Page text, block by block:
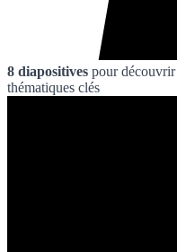
8 diapositives pour
thématiques clés